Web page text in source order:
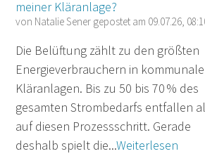
meiner Kläranlage?
von Natalie Sener gepostet am 09.07.26,
Die Belüftung zählt zu den größten
Energieverbrauchern in
Kläranlagen. Bis zu 50 bis 70 % des
gesamten Strombedarfs entfallen
auf diesen Prozessschritt. Gerade
deshalb spielt die...Weiterlesen